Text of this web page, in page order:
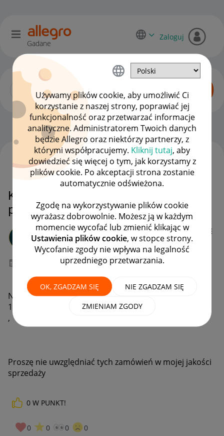
Używamy plików cookie, aby umożliwić Ci
korzystanie z naszej strony, poprawiać jej
funkcjonalność oraz przetwarzać informacje
analityczne. Administratorem Twoich danych
będzie Allegro oraz niektórzy partnerzy, z
którymi współpracujemy. Kliknij tutaj, aby
dowiedzieć się więcej o tym, jak korzystamy z
plików cookie. Po akceptacji strona zostanie
automatycznie odświeżona.
Zgodę na wykorzystywanie plików cookie
wyrażasz dobrowolnie. Możesz ją w każdym
momencie wycofać lub zmienić klikając w
Ustawienia plików cookie, w stopce strony.
Wycofanie zgody nie wpływa na legalność
uprzedniego przetwarzania.
OK, ZGADZAM SIĘ NIE ZGADZAM SIĘ
ZMIENIAM ZGODY
Gadane
Zaloguj
Zaawansowani sprzedawcy OPCJE
Kurier nie przyjechał po odbiór
przesyłek Dzień dobry.
FIKARM
#8 Zapaleniec
12:40
22.07.2024.firma Inpost nie odebrała moich paczek
NR zleceń -1013057271 i
1013066004 .
,
Proszę nie uwzględniać tych zamówień w mojej jakości
sprzedaży
0 W PUNKT!
0 0 0 0
WSZYSTKIE TEMATY